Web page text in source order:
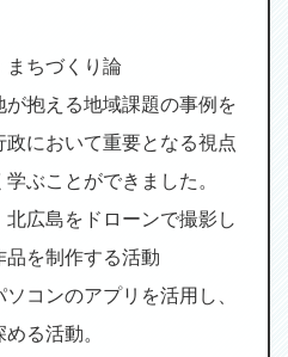
まちづくり論
が抱える地域課題の事例を
において重要となる視点
ぶことができました。
広島をドローンで撮影し
品を制作する活動
コンのアプリを活用し、
る活動。